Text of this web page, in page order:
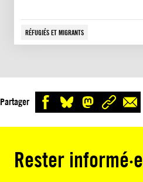
RÉFUGIÉS ET MIGRANTS
Partager
Rester informé·e